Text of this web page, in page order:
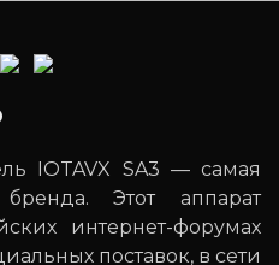
IOTAVX SA3 — самая
Этот аппарат
интернет-форумах
поставок, в сети